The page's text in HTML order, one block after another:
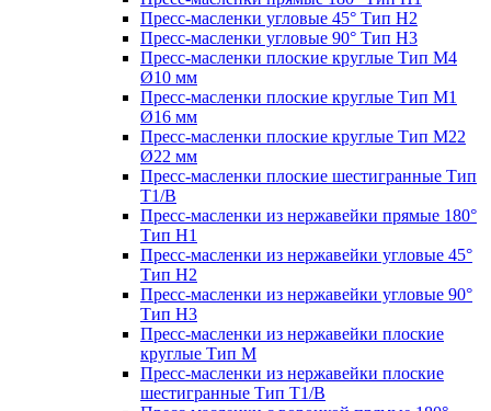
Пресс-масленки угловые 45° Тип H2
Пресс-масленки угловые 90° Тип H3
Пресс-масленки плоские круглые Тип M4
Ø10 мм
Пресс-масленки плоские круглые Тип M1
Ø16 мм
Пресс-масленки плоские круглые Тип M22
Ø22 мм
Пресс-масленки плоские шестигранные Тип
T1/B
Пресс-масленки из нержавейки прямые 180°
Тип H1
Пресс-масленки из нержавейки угловые 45°
Тип H2
Пресс-масленки из нержавейки угловые 90°
Тип H3
Пресс-масленки из нержавейки плоские
круглые Тип M
Пресс-масленки из нержавейки плоские
шестигранные Тип T1/B